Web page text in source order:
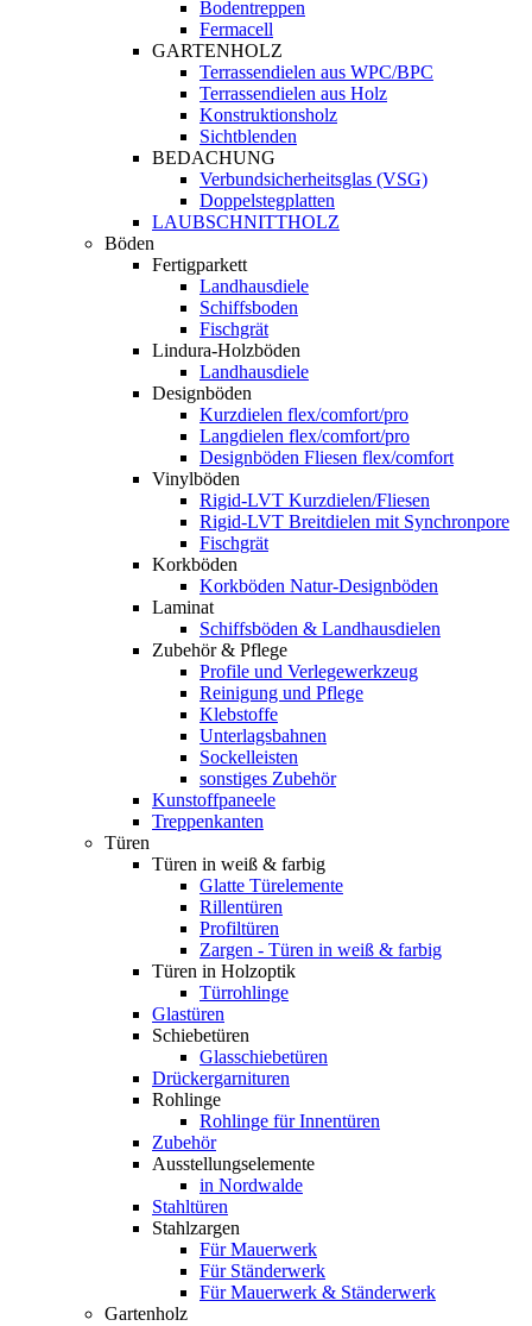
Bodentreppen
Fermacell
GARTENHOLZ
Terrassendielen aus WPC/BPC
Terrassendielen aus Holz
Konstruktionsholz
Sichtblenden
BEDACHUNG
Verbundsicherheitsglas (VSG)
Doppelstegplatten
LAUBSCHNITTHOLZ
Böden
Fertigparkett
Landhausdiele
Schiffsboden
Fischgrät
Lindura-Holzböden
Landhausdiele
Designböden
Kurzdielen flex/comfort/pro
Langdielen flex/comfort/pro
Designböden Fliesen flex/comfort
Vinylböden
Rigid-LVT Kurzdielen/Fliesen
Rigid-LVT Breitdielen mit Synchronpore
Fischgrät
Korkböden
Korkböden Natur-Designböden
Laminat
Schiffsböden & Landhausdielen
Zubehör & Pflege
Profile und Verlegewerkzeug
Reinigung und Pflege
Klebstoffe
Unterlagsbahnen
Sockelleisten
sonstiges Zubehör
Kunstoffpaneele
Treppenkanten
Türen
Türen in weiß & farbig
Glatte Türelemente
Rillentüren
Profiltüren
Zargen - Türen in weiß & farbig
Türen in Holzoptik
Türrohlinge
Glastüren
Schiebetüren
Glasschiebetüren
Drückergarnituren
Rohlinge
Rohlinge für Innentüren
Zubehör
Ausstellungselemente
in Nordwalde
Stahltüren
Stahlzargen
Für Mauerwerk
Für Ständerwerk
Für Mauerwerk & Ständerwerk
Gartenholz